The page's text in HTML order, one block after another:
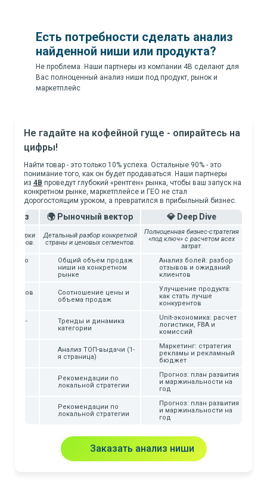
Есть потребности сделать анализ
найденной ниши или продукта?
Не проблема. Наши партнеры из компании 4B сделают для
Вас полноценный анализ ниши под продукт, рынок и
маркетплейс
Не гадайте на кофейной гуще - опирайтесь на
цифры!
Найти товар - это только 10% успеха. Остальные 90% - это
понимание того, как он будет продаваться. Наши партнеры
из 4B проведут глубокий «рентген» рынка, чтобы ваш запуск на
конкретном рынке, маркетплейсе и ГЕО не стал
дорогостоящим уроком, а превратился в прибыльный бизнес.
🌍 Рыночный вектор 💎 Deep Dive
сверки
лидеров.
Детальный разбор конкретной
страны и ценовых сегментов.
Полноценная бизнес-стратегия
«под ключ» с расчетом всех
затрат.
по
Общий объем продаж
ниши на конкретном
рынке
Анализ болей: разбор
отзывов и ожиданий
клиентов
товаров
Соотношение цены и
объема продаж
Улучшение продукта:
как стать лучше
конкурентов
Тренды и динамика
категории
Unit-экономика: расчет
логистики, FBA и
комиссий
Анализ ТОП-выдачи (1-
я страница)
Маркетинг: стратегия
рекламы и рекламный
бюджет
Рекомендации по
локальной стратегии
Прогноз: план развития
и маржинальности на
год
Рекомендации по
локальной стратегии
Прогноз: план развития
и маржинальности на
год
Заказать анализ ниши